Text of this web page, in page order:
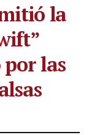
la
por las